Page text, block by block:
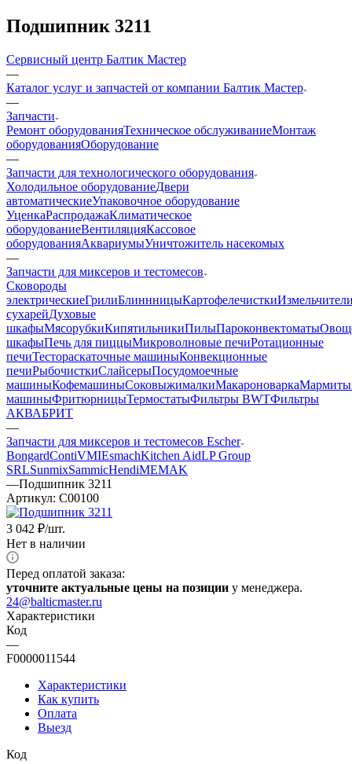
Подшипник 3211
Сервисный центр Балтик Мастер
—
Каталог услуг и запчастей от компании Балтик Мастер
—
Запчасти
Ремонт оборудованияТехническое обслуживаниеМонтаж
оборудованияОборудование
—
Запчасти для технологического оборудования
Холодильное оборудованиеДвери
автоматическиеУпаковочное оборудование
УценкаРаспродажаКлиматическое
оборудованиеВентиляцияКассовое
оборудованияАквариумыУничтожитель насекомых
—
Запчасти для миксеров и тестомесов
Cковороды
электрическиеГрилиБлиннницыКартофелечистки
сухарейДуховые
шкафыМясорубкиКипятильникиПилыПароконвектоматы
шкафыПечь для пиццыМикроволновые печиРотационные
печиТестораскаточные машиныКонвекционные
печиРыбочисткиСлайсерыПосудомоечные
машиныКофемашиныСоковыжималкиМакароноваркаМармиты
машиныФритюрницыТермостатыФильтры BWTФильтры
АКВАБРИТ
—
Запчасти для миксеров и тестомесов Escher
BongardContiVMIEsmachKitchen AidLP Group
SRLSunmixSammicHendiMEMAK
—Подшипник 3211
Артикул: C00100
3 042 ₽/шт.
Нет в наличии
Перед оплатой заказа:
уточните актуальные цены на позиции у менеджера.
24@balticmaster.ru
Характеристики
Код
—
F0000011544
Характеристики
Как купить
Оплата
Выезд
Код